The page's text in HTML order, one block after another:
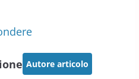
Autore articolo